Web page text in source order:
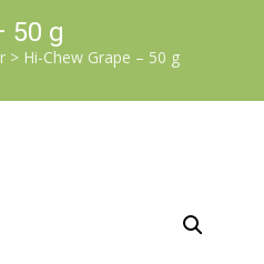
50 g
> Hi-Chew Grape – 50 g